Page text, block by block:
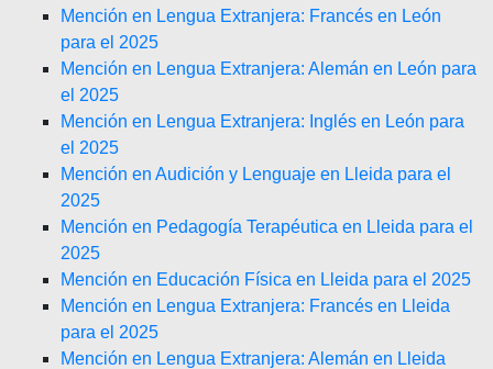
Mención en Lengua Extranjera: Francés en León
para el 2025
Mención en Lengua Extranjera: Alemán en León para
el 2025
Mención en Lengua Extranjera: Inglés en León para
el 2025
Mención en Audición y Lenguaje en Lleida para el
2025
Mención en Pedagogía Terapéutica en Lleida para el
2025
Mención en Educación Física en Lleida para el 2025
Mención en Lengua Extranjera: Francés en Lleida
para el 2025
Mención en Lengua Extranjera: Alemán en Lleida